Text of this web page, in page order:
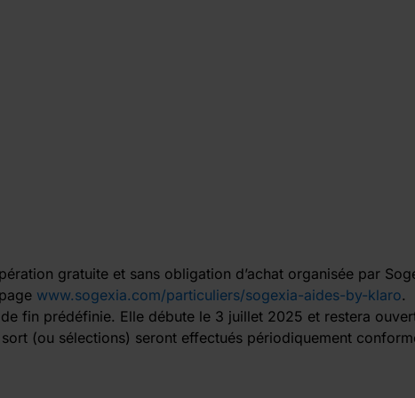
gratuite et sans obligation d’achat organisée par
www.sogexia.com/particuliers/sogexia-aides-by-klaro.
fin prédéfinie. Elle débute le 3 juillet 2025 et restera
(ou sélections) seront effectués périodiquement